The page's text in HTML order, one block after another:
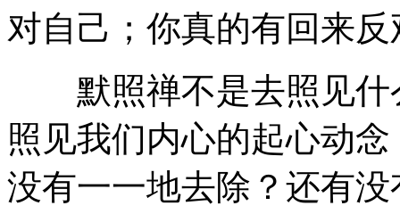
对自己；你真的有回来
默照禅不是去照见什
照见我们内心的起心动
没有一一地去除？还有